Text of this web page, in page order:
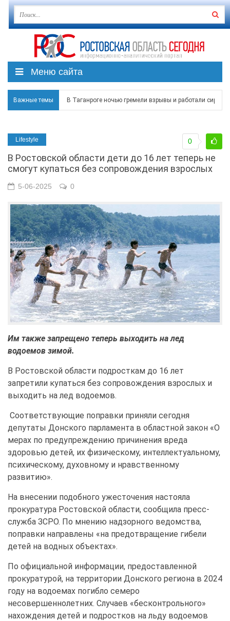
Меню сайта
Важные темы
В Таганроге ночью гремели взрывы и работали сирены
Над Ростовской областью в ночь на 8 августа сбито
Режим ЧС регионального характера начал
В Чеховской библиотеке Таганрога открылась
Lifestyle
В Ростовской области дети до 16 лет теперь не
смогут купаться без сопровождения взрослых
0
5-06-2025 0
Им также запрещено теперь выходить на лед
водоемов зимой.
В Ростовской области подросткам до 16 лет
запретили купаться без сопровождения взрослых и
выходить на лед водоемов.
Соответствующие поправки приняли сегодня
депутаты Донского парламента в областной закон «О
мерах по предупреждению причинения вреда
здоровью детей, их физическому, интеллектуальному,
психическому, духовному и нравственному
развитию».
На внесении подобного ужесточения настояла
прокуратура Ростовской области, сообщила пресс-
служба ЗСРО. По мнению надзорного ведомства,
поправки направлены «на предотвращение гибели
детей на водных объектах».
По официальной информации, предоставленной
прокуратурой, на территории Донского региона в 2024
году на водоемах погибло семеро
несовершеннолетних. Случаев «бесконтрольного»
нахождения детей и подростков на льду водоемов